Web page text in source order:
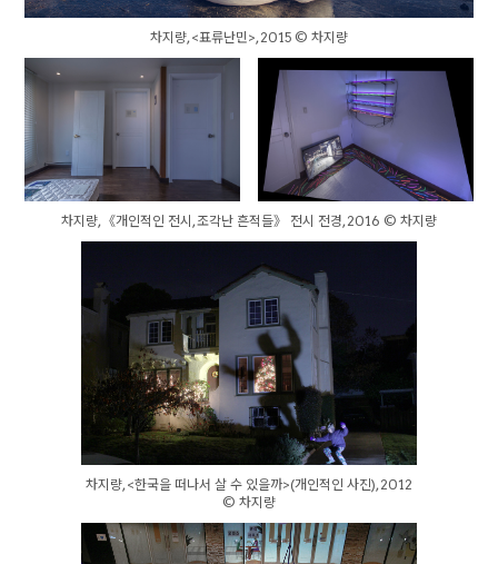
차지량, <표류난민>, 2015 © 차지량
차지량, 《개인적인 전시, 조각난 흔적들》 전시 전경, 2016 © 차지량
차지량, <한국을 떠나서 살 수 있을까>(개인적인 사진), 2012
© 차지량